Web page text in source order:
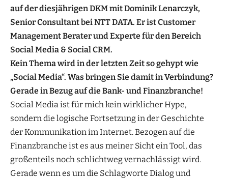
auf der diesjährigen DKM mit Dominik Lenarczyk,
Senior Consultant bei NTT DATA. Er ist Customer
Management Berater und Experte für den Bereich
Social Media & Social CRM.
Kein Thema wird in der letzten Zeit so gehypt wie
„Social Media“. Was bringen Sie damit in Verbindung?
Gerade in Bezug auf die Bank- und Finanzbranche!
Social Media ist für mich kein wirklicher Hype,
sondern die logische Fortsetzung in der Geschichte
der Kommunikation im Internet. Bezogen auf die
Finanzbranche ist es aus meiner Sicht ein Tool, das
großenteils noch schlichtweg vernachlässigt wird.
Gerade wenn es um die Schlagworte Dialog und